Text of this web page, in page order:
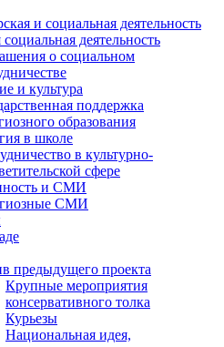
и социальная деятельность
деятельность
о социальном
и культура
поддержка
образования
в школе
в культурно-
сфере
и СМИ
СМИ
предыдущего проекта
Крупные мероприятия
консервативного толка
Курьезы
Национальная идея,